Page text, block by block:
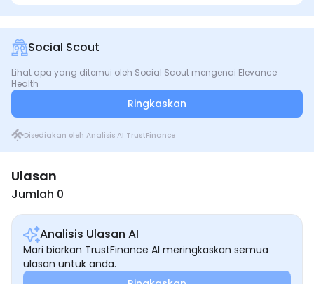
Social Scout
Lihat apa yang ditemui oleh Social Scout mengenai Elevance
Health
Ringkaskan
Disediakan oleh Analisis AI TrustFinance
Ulasan
Jumlah 0
Analisis Ulasan AI
Mari biarkan TrustFinance AI meringkaskan semua
ulasan untuk anda.